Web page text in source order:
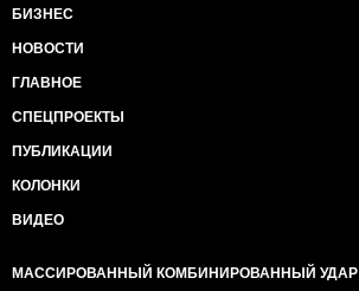
БИЗНЕС
НОВОСТИ
ГЛАВНОЕ
СПЕЦПРОЕКТЫ
ПУБЛИКАЦИИ
КОЛОНКИ
ВИДЕО
МАССИРОВАННЫЙ КОМБИНИРОВАННЫЙ УДАР